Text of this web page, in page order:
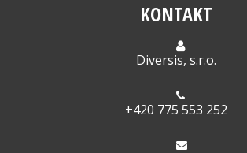
KONTAKT
Diversis, s.r.o.
+420 775 553 252